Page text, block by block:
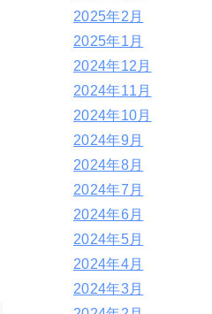
2025年2月
2025年1月
2024年12月
2024年11月
2024年10月
2024年9月
2024年8月
2024年7月
2024年6月
2024年5月
2024年4月
2024年3月